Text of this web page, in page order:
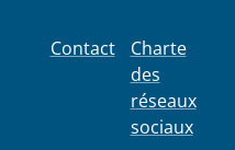
Contact
Charte
des
réseaux
sociaux